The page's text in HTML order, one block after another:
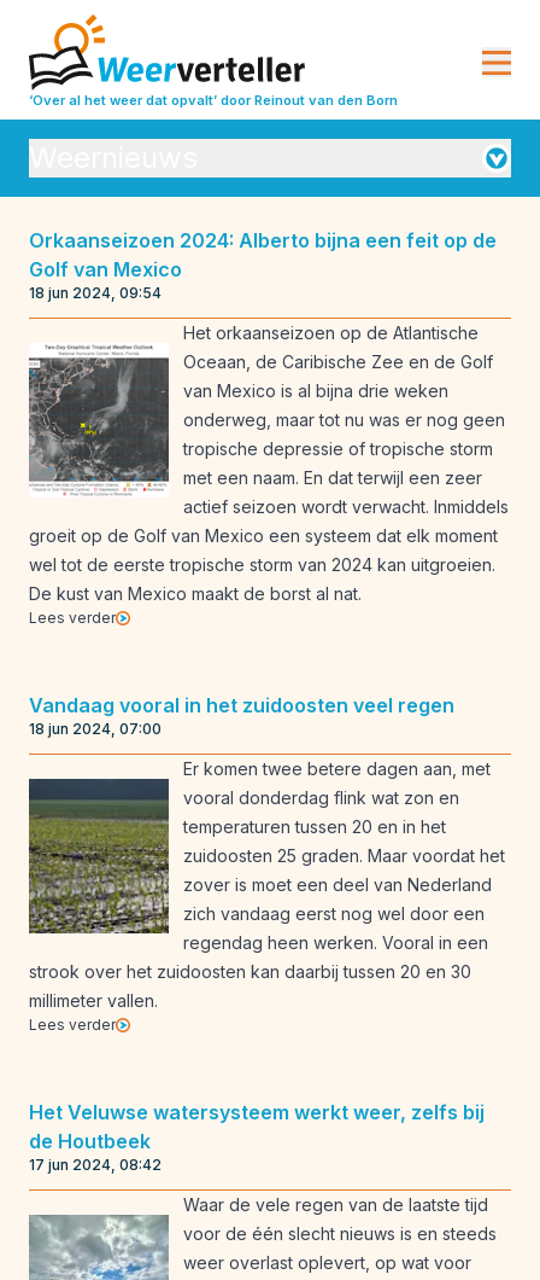
‘Over al het weer dat opvalt’ door Reinout van den Born
Seizoensverwachtingen
Weeranalyse
Weerbeleving
Weeroverzichten
Weerrecords
Weersverwachting
Weeruitleg
Weerverleden
Orkaanseizoen 2024: Alberto bijna een feit op de
Golf van Mexico
18 jun 2024, 09:54
Het orkaanseizoen op de Atlantische
Oceaan, de Caribische Zee en de Golf
van Mexico is al bijna drie weken
onderweg, maar tot nu was er nog geen
tropische depressie of tropische storm
met een naam. En dat terwijl een zeer
actief seizoen wordt verwacht. Inmiddels
groeit op de Golf van Mexico een systeem dat elk moment
wel tot de eerste tropische storm van 2024 kan uitgroeien.
De kust van Mexico maakt de borst al nat.
Lees verder
Vandaag vooral in het zuidoosten veel regen
18 jun 2024, 07:00
Er komen twee betere dagen aan, met
vooral donderdag flink wat zon en
temperaturen tussen 20 en in het
zuidoosten 25 graden. Maar voordat het
zover is moet een deel van Nederland
zich vandaag eerst nog wel door een
regendag heen werken. Vooral in een
strook over het zuidoosten kan daarbij tussen 20 en 30
millimeter vallen.
Lees verder
Het Veluwse watersysteem werkt weer, zelfs bij
de Houtbeek
17 jun 2024, 08:42
Waar de vele regen van de laatste tijd
voor de één slecht nieuws is en steeds
weer overlast oplevert, op wat voor